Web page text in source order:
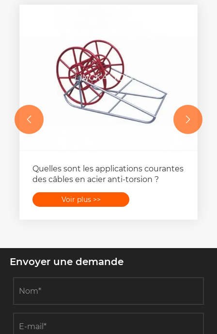
Quelles sont les applications courantes
des câbles en acier anti-torsion ?
Voir plus >>
 
Envoyer une demande